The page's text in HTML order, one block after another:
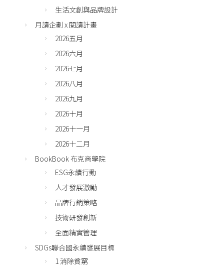
生活文創與品牌設計
月讀企劃 x 閱讀計畫
2026五月
2026六月
2026七月
2026八月
2026九月
2026十月
2026十一月
2026十二月
BookBook 布克商學院
ESG永續行動
人才發展激勵
品牌行銷策略
技術研發創新
全面精實管理
SDGs聯合國永續發展目標
1 消除貧窮